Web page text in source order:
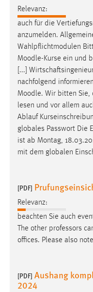
Relevanz:
auch für die
anzumelden.
Wahlpflichtmodulen
Moodle-Kurse ein und
[...]
nachfolgend
Moodle. Wir bitten Sie,
lesen und vor allem
Ablauf
globales Passwort Die
ist ab Montag,
mit dem globalen
[PDF]
Relevanz:
beachten Sie auch
The other professors
offices. Please also
[PDF] Aushang
2024
Conversion-Tracking
Cookie Laufzeit:
3 Monate
Facebook Pixel
Name:
_fbp
Anbieter:
Facebook
Zweck:
Conversion-Tracking
3 Monate
EXTERNE
Um Inhalte von
YouTube